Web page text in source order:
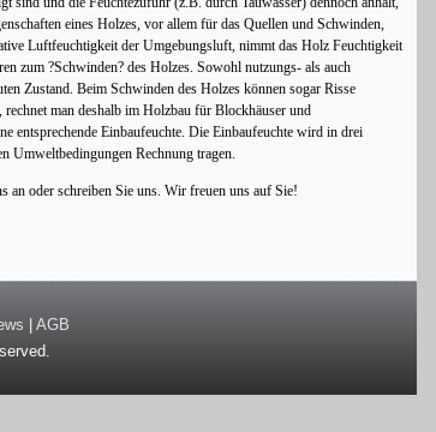
eines Holzes, vor allem für das Quellen und Schwinden,
Luftfeuchtigkeit der Umgebungsluft, nimmt das Holz Feuchtigkeit
zum ?Schwinden? des Holzes. Sowohl nutzungs- als auch
Zustand. Beim Schwinden des Holzes können sogar Risse
man deshalb im Holzbau für Blockhäuser und
entsprechende Einbaufeuchte. Die Einbaufeuchte wird in drei
Umweltbedingungen Rechnung tragen.
an oder schreiben Sie uns. Wir freuen uns auf Sie!
AGB